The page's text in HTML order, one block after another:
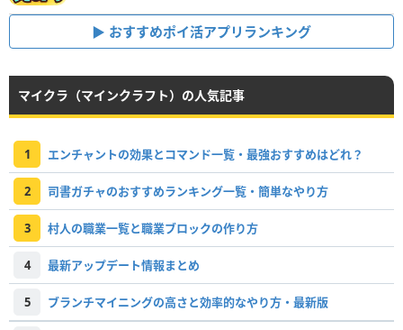
おすすめポイ活アプリランキング
マイクラ（マインクラフト）の人気記事
1 エンチャントの効果とコマンド一覧・最強おすすめはどれ？
2 司書ガチャのおすすめランキング一覧・簡単なやり方
3 村人の職業一覧と職業ブロックの作り方
4 最新アップデート情報まとめ
5 ブランチマイニングの高さと効率的なやり方・最新版